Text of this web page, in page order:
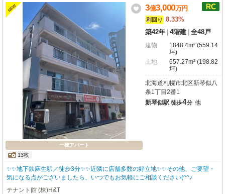
の表面利回り28.73%を実現しています。すでに一部賃貸中ですので、購入後
すぐに安定した収益が期待できるのも大きなメリットです。五稜郭エリアの好
立地で、将来を見据えた安定収入をぜひご検討ください。新しい一歩を応援さ
せていただきます。
NEW
一棟アパート
13枚
3億3,000万円
利回り
8.33%
築42年 4階建 全48戸
建物
1848.4m² (559.14
坪)
土地
657.27m² (198.82
坪)
北海道札幌市北区新琴似八
条1丁目2番1
新琴似駅 徒歩4分 他
✨✨地下鉄麻生駅／徒歩3分✨✨近隣に店舗多数の好立地✨✨その他、ご要望・
気になる点がございましたら、いつでもお気軽にご相談ください(^^♪
テナント館 (株)H&T